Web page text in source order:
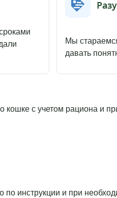
Мы
давать
кошке с учетом рациона и
инструкции и при